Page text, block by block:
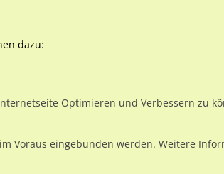
dazu:
Optimieren und Verbessern zu
Voraus eingebunden werden. Weitere